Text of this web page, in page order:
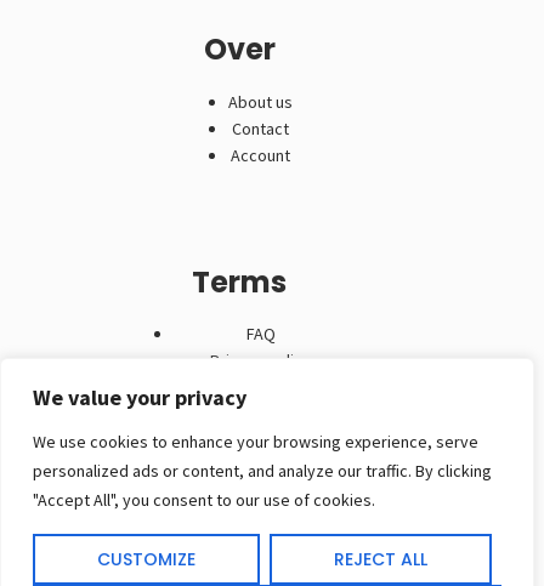
We value your privacy
We use cookies to enhance your browsing experience, serve
personalized ads or content, and analyze our traffic. By clicking
"Accept All", you consent to our use of cookies.
CUSTOMIZE REJECT ALL
Over
About us
Contact
Account
Terms
FAQ
Privacy policy
Algemene voorwaarden
Contact
(+32) 474 30 73 63